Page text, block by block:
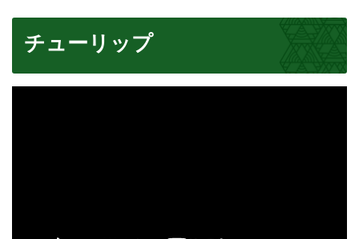
チューリップ